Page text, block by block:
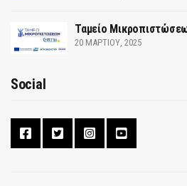
Ταμείο
20 ΜΑΡΤΊΟΥ, 2025
Social